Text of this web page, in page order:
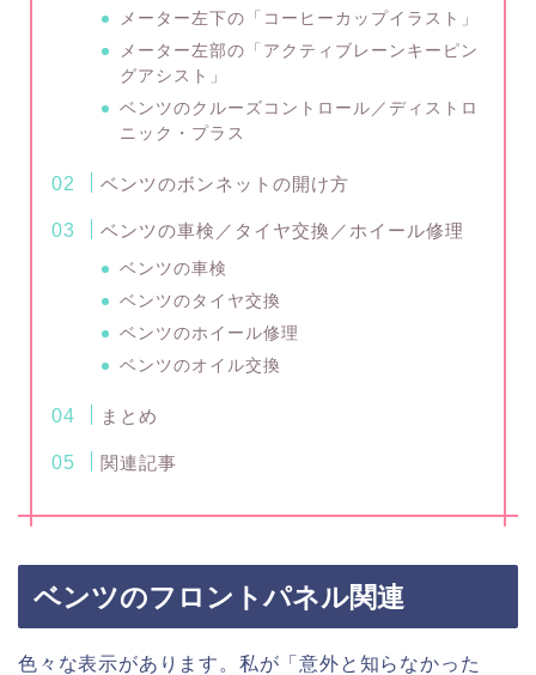
メーター左下の「コーヒーカップイラスト」
メーター左部の「アクティブレーンキーピン
グアシスト」
ベンツのクルーズコントロール／ディストロ
ニック・プラス
ベンツのボンネットの開け方
ベンツの車検／タイヤ交換／ホイール修理
ベンツの車検
ベンツのタイヤ交換
ベンツのホイール修理
ベンツのオイル交換
まとめ
関連記事
ベンツのフロントパネル関連
色々な表示があります。私が「意外と知らなかった